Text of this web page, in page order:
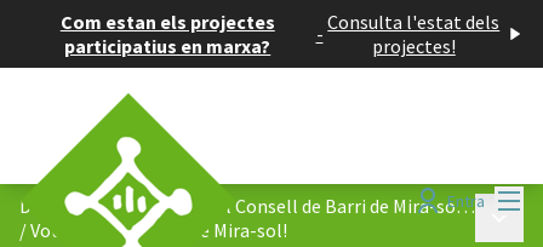
Com estan els projectes
participatius en marxa?
- Consulta l'estat dels
projectes!
Entra
Decidim el pressupost del Consell de Barri de Mira-sol 2019
/Vota les propostes de Mira-sol!